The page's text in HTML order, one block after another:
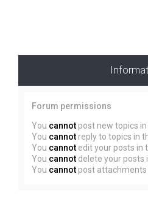
Forum permissions
You cannot post new topics
You cannot reply to topics in
You cannot edit your posts in
You cannot delete your posts
You cannot post